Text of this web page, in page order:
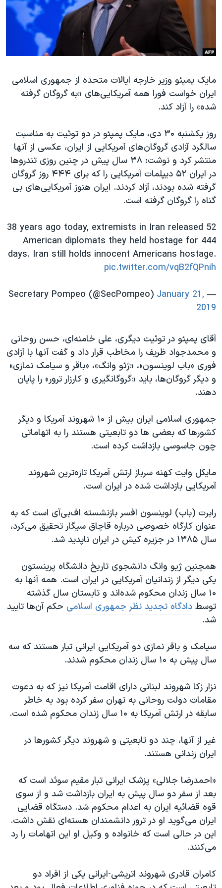
فرهنگ و زندگی
حقوق شهروندی
اقتصادی
اسرائیل در جنگ
گالری عکس
انتخابات ریاست جمهوری آمریکا ۲۰۲۴
حمله جمهوری اسلامی به اسرائیل
ورزش زنان در ایران
اعتراضات زن، زندگی، آزادی
تریبونال مردمی آبان ۹۸
دادگاه حمید نوری
چهل سال گروگان‌گیری
قانون شفافیت دارائی کادر رهبری ایران
اعتراضات مردمی آبان ۹۸
اسرائیل در جنگ
نرگس محمدی برنده جایزه نوبل صلح
همایش محافظه‌کاران آمریکا «سی‌پک»
سفر پرزیدنت ترامپ به چین
زبانهای مختلف
مایک پمپئو وزیر خارجه ایالات متحده از جمهوری اسلامی
ایران خواست فورا همه آمریکایی‌های «به گروگان گرفته
شده» را آزاد کند.
روز یکشنبه ۳۰ دی، مایک پمپئو در دو توئیت به مناسبت
سالگرد آزادی گروگان‌های آمریکایی از ایران، عکسی از آنها
منتشر کرد و نوشت: ۳۸ سال پیش در چنین روزی تندروها
در ایران ۵۲ دیپلمات آمریکایی را که برای ۴۴۴ روز گروگان
گرفته شده بودند، آزاد کردند. ایران هنوز آمریکایی‌های بی
گناه را گروگان گرفته است.
38 years ago today, extremists in Iran released 52
American diplomats they held hostage for 444
days. Iran still holds innocent Americans hostage.
pic.twitter.com/vqB2fQPnih
— Secretary Pompeo (@SecPompeo)
January 21,
2019
​آقای پمپئو در توئیت دیگری، علی خامنه‌ای، حسن روحانی
و محمدجواد ظریف را مخاطب قرار داد و گفت آنها با آزادی
فوری «باب لوینسون»، «ژئو وانگ»، «باقر و سیامک نمازی»
و دیگر گروگان‌ها، باید «گروگانگیری و کارزار ترور» را پایان
دهند.
جمهوری اسلامی ایران بیش از ۱۰ شهروند آمریکا و دیگر
کشورها که بعضی ها دو تابعیتی هستند را به اتهاماتی
چون جاسوسی بازداشت کرده است.
مایکل وایت کهنه سرباز ارتش آمریکا تازه‌ترین شهروند
آمریکایی بازداشت شده در ایران است.
رابرت (باب) لوینسون افسر بازنشسته اف‌بی‌آی است که به
عنوان کارگاه خصوصی درباره قاچاق سیگار تحقیق می‌کرد،
سال ۱۳۸۵ در جزیره کیش در ایران ناپدید شد.
همچنین ژیو وانگ دانشجوی تاریخ دانشگاه پرینستون
یکی دیگر از زندانیان آمریکایی در ایران است. همه آنها به
۱۰ سال زندان محکوم شده‌اند و تابستان سال گذشته
توسط دادگاه تجدید نظر جمهوری اسلامی حکم آن‌ها تایید
شد.
سیامک و باقر نمازی دو آمریکایی ایرانی تبار هستند که سه
سال پیش به ۱۰ سال زندان محکوم شدند.
نزار زکا شهروند لبنانی دارای اقامت آمریکا نیز که به دعوت
مقامات دولت روحانی به تهران سفر کرده بود به خاطر
سابقه در ارتش آمریکا به ۱۰ سال زندان محکوم شده است.
غیر از آنها، چند دو تابعیتی و شهروند دیگر کشورها در
ایران زندانی هستند.
«احمدرضا جلالی» پزشک ایرانی تبار مقیم سوئد است که
بعد از سفر دو سال پیش به ایران بازداشت شد و از سوی
قوه قضائیه ایران به اعدام محکوم شد. دستگاه قضایی
ایران می‌گوید او در ترور دانشمندان هسته‌ای نقش داشت.
این در حالی است که خانواده و وکیل او این اتهامات را رد
می‌کنند.
کامران قادری شهروند اتریشی-ایرانی یکی از افراد دو